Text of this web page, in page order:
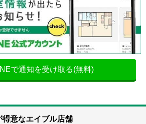
で通知を受け取る(無料)
意なエイブル店舗